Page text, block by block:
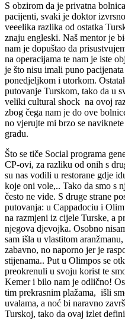
S obzirom da je privatna
pacijenti, svaki je doktor
veeelika razlika od ostatka
znaju engleski. Naš mentor je
nam je dopuštao da
na operacijama te nam je iste
je što nisu imali puno
ponedjeljkom i utorkom.
putovanje Turskom, tako da u
veliki cultural shock na ovoj
zbog čega nam je do ove
no vjerujte mi brzo se
gradu.
Što se tiče Social programa
CP-ovi, za razliku od onih s
su nas vodili u restorane gdje
koje oni vole,.. Tako da smo s
često ne vide. S druge strane
putovanja: u Cappadociu i
na razmjeni iz cijele Turske, a
njegova djevojka. Osobno
sam išla u vlastitom
zabavno, no naporno jer je
stijenama.. Put u Olimpos se
preokrenuli u svoju korist te
Kemer i bilo nam je odlično!
tim prekrasnim plažama, išli
uvalama, a noć bi naravno
Turskoj, tako da ovaj izlet